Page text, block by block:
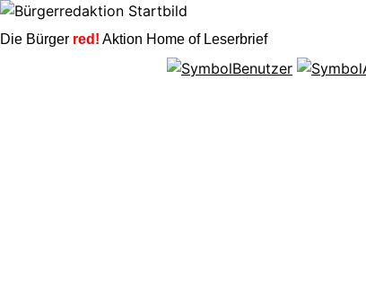
Die Bürger red! Aktion Home of Leserbrief